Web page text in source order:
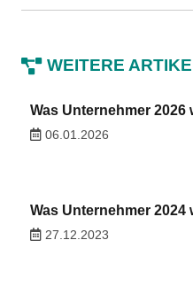
WEITERE
Was Unternehmer 2026
06.01.2026
Was Unternehmer 2024
27.12.2023